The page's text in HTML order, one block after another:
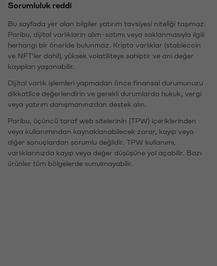
Sorumluluk reddi
Bu sayfada yer alan bilgiler yatırım tavsiyesi niteliği taşımaz.
Paribu, dijital varlıkların alım-satımı veya saklanmasıyla ilgili
herhangi bir öneride bulunmaz. Kripto varlıklar (stablecoin
ve NFT'ler dahil), yüksek volatiliteye sahiptir ve ani değer
kayıpları yaşanabilir.
Dijital varlık işlemleri yapmadan önce finansal durumunuzu
dikkatlice değerlendirin ve gerekli durumlarda hukuk, vergi
veya yatırım danışmanınızdan destek alın.
Paribu, üçüncü taraf web sitelerinin (TPW) içeriklerinden
veya kullanımından kaynaklanabilecek zarar, kayıp veya
diğer sonuçlardan sorumlu değildir. TPW kullanımı,
varlıklarınızda kayıp veya değer düşüşüne yol açabilir. Bazı
ürünler tüm bölgelerde sunulmayabilir.